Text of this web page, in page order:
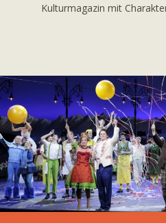
Kulturmagazin mit